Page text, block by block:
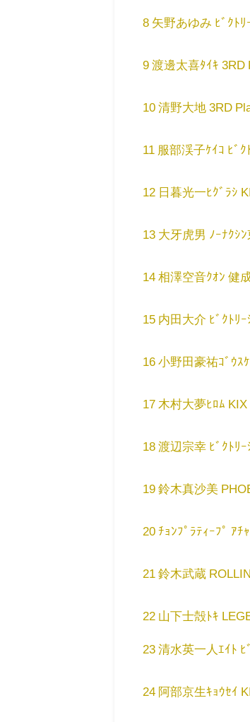
8 矢野あゆみ ﾋﾞｸﾄ
9 渡邊太喜ﾀｲｷ 3RD
10 清野大地 3RD
11 服部渓子ｹｲｺ ﾋﾞ
12 日暮光一ﾋｸﾞﾗｼ
13 大牙虎男 ﾉｰﾅｸｼ
14 相澤空音ｸｵﾝ 健
15 内田大介 ﾋﾞｸﾄﾘ
16 小野田豪祐ｺﾞｳｽ
17 木村大夢ﾋﾛﾑ
18 渡辺宗幸 ﾋﾞｸﾄﾘ
19 鈴木真沙美
20 ﾁｮﾝﾌﾟﾗﾃｨｰﾌﾟ ｱ
21 鈴木武蔵
22 山下士殻ﾄｷ
23 清水英一人ｴｲﾄ
24 阿部京生ｷｮｳｾｲ